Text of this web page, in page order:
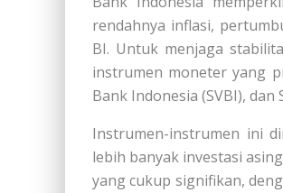
rendahnya inflasi,
BI. Untuk menjaga
instrumen moneter yang
Bank Indonesia (SVBI),
Instrumen-instrumen ini
lebih banyak investasi
yang cukup signifikan,